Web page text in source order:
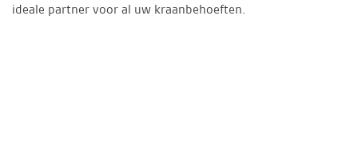
ideale partner voor al uw kraanbehoeften.